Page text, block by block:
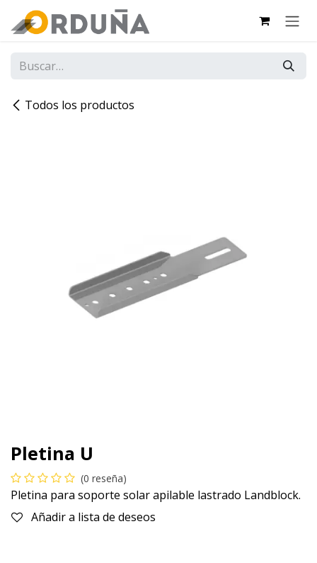
Todos los productos
Pletina U
(0 reseña)
Pletina para soporte solar apilable lastrado Landblock.
Añadir a lista de deseos